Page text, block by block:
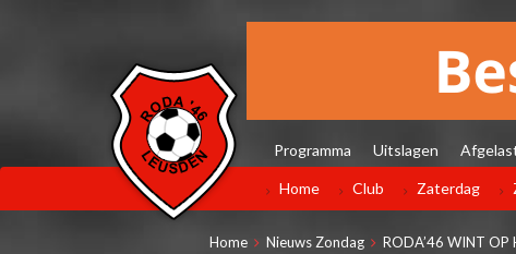
Programma Uitslagen
Home Club Zaterdag
Home Nieuws Zondag RODA’46 WINT OP